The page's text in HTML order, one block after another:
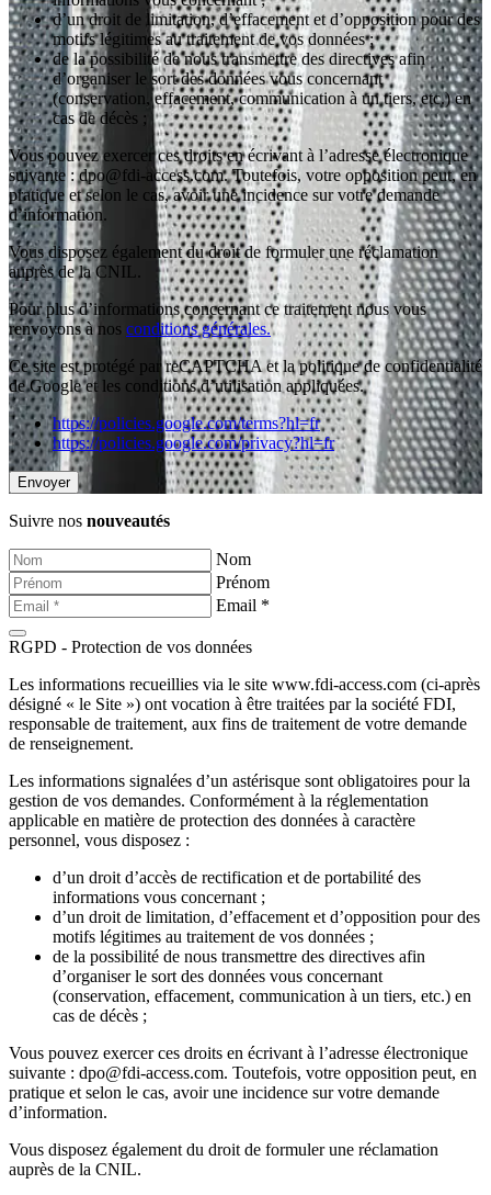
d’un droit de limitation, d’effacement et d’opposition pour des
motifs légitimes au traitement de vos données ;
de la possibilité de nous transmettre des directives afin
d’organiser le sort des données vous concernant
(conservation, effacement, communication à un tiers, etc.) en
cas de décès ;
Vous pouvez exercer ces droits en écrivant à l’adresse électronique
suivante : dpo@fdi-access.com. Toutefois, votre opposition peut, en
pratique et selon le cas, avoir une incidence sur votre demande
d’information.
Vous disposez également du droit de formuler une réclamation
auprès de la CNIL.
Pour plus d’informations concernant ce traitement nous vous
renvoyons à nos conditions générales.
Ce site est protégé par reCAPTCHA et la politique de confidentialité
de Google et les conditions d’utilisation appliquées.
https://policies.google.com/terms?hl=fr
https://policies.google.com/privacy?hl=fr
Suivre nos nouveautés
Nom
Prénom
Email *
RGPD - Protection de vos données
Les informations recueillies via le site www.fdi-access.com (ci-après
désigné « le Site ») ont vocation à être traitées par la société FDI,
responsable de traitement, aux fins de traitement de votre demande
de renseignement.
Les informations signalées d’un astérisque sont obligatoires pour la
gestion de vos demandes. Conformément à la réglementation
applicable en matière de protection des données à caractère
personnel, vous disposez :
d’un droit d’accès de rectification et de portabilité des
informations vous concernant ;
d’un droit de limitation, d’effacement et d’opposition pour des
motifs légitimes au traitement de vos données ;
de la possibilité de nous transmettre des directives afin
d’organiser le sort des données vous concernant
(conservation, effacement, communication à un tiers, etc.) en
cas de décès ;
Vous pouvez exercer ces droits en écrivant à l’adresse électronique
suivante : dpo@fdi-access.com. Toutefois, votre opposition peut, en
pratique et selon le cas, avoir une incidence sur votre demande
d’information.
Vous disposez également du droit de formuler une réclamation
auprès de la CNIL.